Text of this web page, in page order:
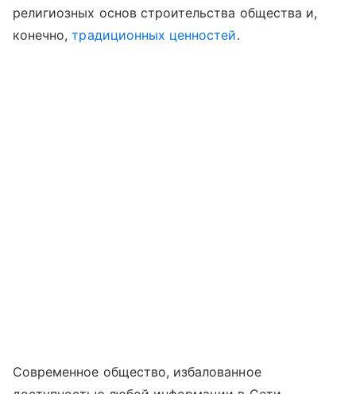
религиозных основ строительства общества и,
конечно,традиционных ценностей.
Современное общество, избалованное